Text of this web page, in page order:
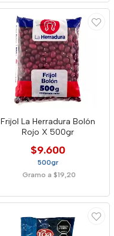
Frijol La Herradura Bolón
Rojo X 500gr
$9.600
500gr
Gramo a $19,20